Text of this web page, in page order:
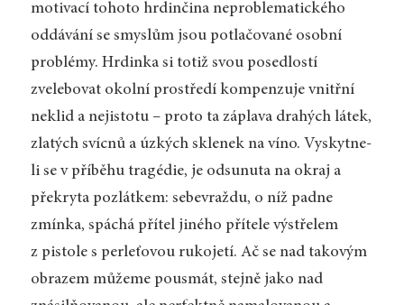
motivací tohoto hrdinčina neproblematického
oddávání se smyslům jsou potlačované osobní
problémy. Hrdinka si totiž svou posedlostí
zvelebovat okolní prostředí kompenzuje vnitřní
neklid a nejistotu – proto ta záplava drahých látek,
zlatých svícnů a úzkých sklenek na víno. Vyskytne-
li se v příběhu tragédie, je odsunuta na okraj a
překryta pozlátkem: sebevraždu, o níž padne
zmínka, spáchá přítel jiného přítele výstřelem
z pistole s perleťovou rukojetí. Ač se nad takovým
obrazem můžeme pousmát, stejně jako nad